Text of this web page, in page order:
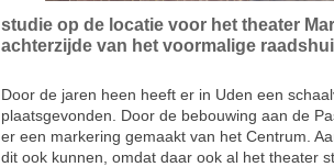
studie op de locatie voor het theater
achterzijde van het voormalige
Door de jaren heen heeft er in Uden een
plaatsgevonden. Door de bebouwing aan de
er een markering gemaakt van het Centrum.
dit ook kunnen, omdat daar ook al het theater